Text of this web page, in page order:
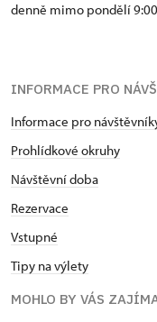
denně mimo pondělí
INFORMACE PRO
Informace pro
Prohlídkové okruhy
Návštěvní doba
Rezervace
Vstupné
Tipy na výlety
MOHLO BY VÁS